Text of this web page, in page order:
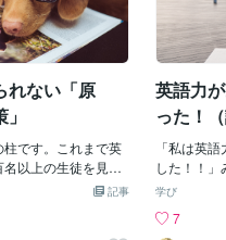
と思います。英単
がわかる。読み方
できるけれど、発
っきりとは
ど様々な
習時間は、
す。その
り、多くの
ました。英
日本人
ブの発音と比べな
でできていない個
に近づけていけば
分で作成した英文を
、マイクロソフト
ている読み上げ機
ティブの発音を聞
るいは、Medium
スであれば、投稿
で読み上げ機能が
です）自分の発音
来なくて
自身も以前
た。 しか
し、海外
経て考え方
当に多く
か？」と
強するな
ないこと
ということ
いますか？
れない「原
です。これまで英
以上の生徒を見て
記が上手くない人
なるスキルを身に
記事
英語力
った！
「私は英
した！！
広告をみた
のもなんで
学び
7